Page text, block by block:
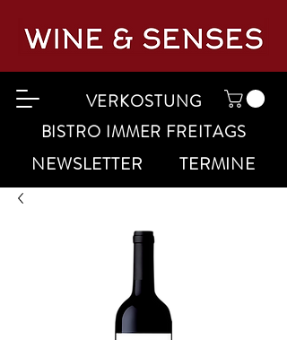
VERKOSTUNG
BISTRO IMMER FREITAGS
NEWSLETTER TERMINE